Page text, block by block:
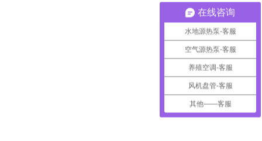
在线咨询
水地源热泵-客服
空气源热泵-客服
养殖空调-客服
风机盘管-客服
其他——客服